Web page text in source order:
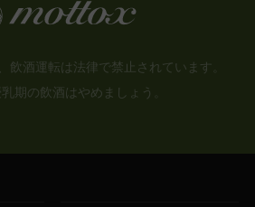
飲酒運転は法律で禁止されています。
期の飲酒はやめましょう。